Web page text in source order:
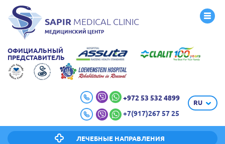
SAPIR MEDICAL CLINIC
МЕДИЦИНСКИЙ ЦЕНТР
ОФИЦИАЛЬНЫЙ
ПРЕДСТАВИТЕЛЬ
+972 53 532 4899
+7(917)267 57 25
RU
ЛЕЧЕБНЫЕ НАПРАВЛЕНИЯ